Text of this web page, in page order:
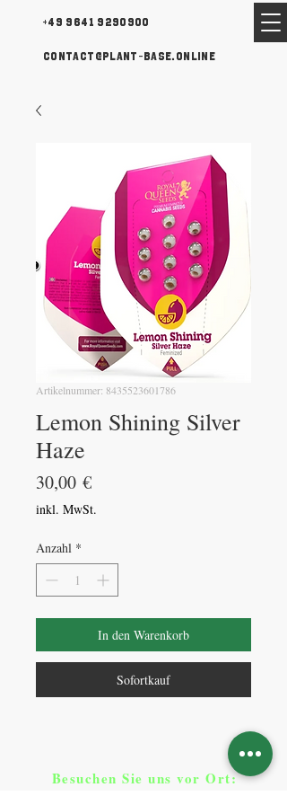
+49 9641 9290900
contact@plant-base.online
Artikelnummer: 8435523601786
Lemon Shining Silver
Haze
30,00 €Preis
inkl. MwSt.
Anzahl *
In den Warenkorb
Sofortkauf
Besuchen Sie uns vor Ort​: